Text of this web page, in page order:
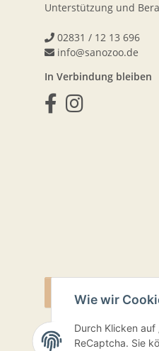
Wie wir
Durch Klicken auf
ReCaptcha. Sie
Unterstützung und
02831 / 12 13 696
info@sanozoo.de
In Verbindung bleiben
VERTRAG